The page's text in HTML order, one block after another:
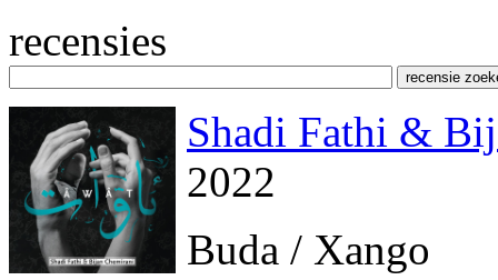
recensies
Shadi Fathi &
2022
Buda / Xango